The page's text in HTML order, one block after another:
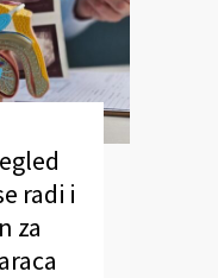
radi i
za